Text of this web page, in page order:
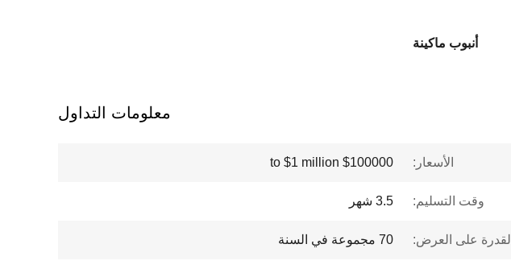
أنبوب ماكينة
معلومات التداول
الأسعار: $100000 to $1 million
وقت التسليم: 3.5 شهر
القدرة على العرض: 70 مجموعة في السنة